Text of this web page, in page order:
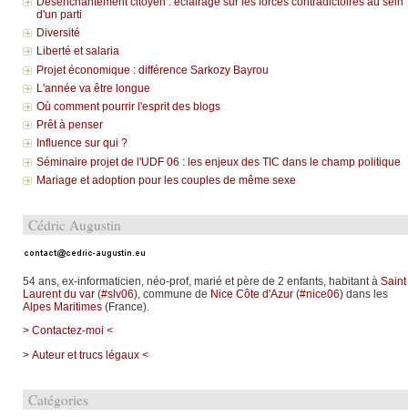
d'un parti
Diversité
Liberté et salaria
Projet économique : différence Sarkozy Bayrou
L'année va être longue
Où comment pourrir l'esprit des blogs
Prêt à penser
Influence sur qui ?
Séminaire projet de l'UDF 06 : les enjeux des TIC dans le champ politique
Mariage et adoption pour les couples de même sexe
Cédric Augustin
54 ans, ex-informaticien, néo-prof, marié et père de 2 enfants, habitant à Saint
Laurent du var(#slv06), commune de Nice Côte d'Azur(#nice06) dans les
Alpes Maritimes(France).
> Contactez-moi <
> Auteur et trucs légaux <
Catégories